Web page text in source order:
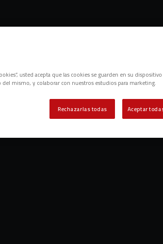
usted acepta que las cookies se guarden en su
del mismo, y colaborar con nuestros estudios para marketing.
Rechazarlas todas Aceptar